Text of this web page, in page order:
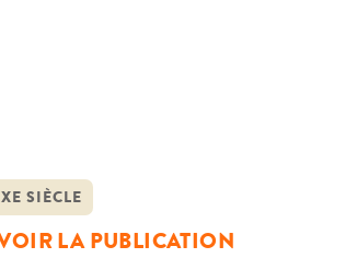
SIÈCLE
LA PUBLICATION